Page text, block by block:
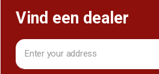
Vind een dealer